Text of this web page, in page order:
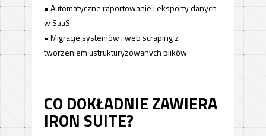
• Automatyczne raportowanie i eksporty danych
w SaaS
• Migracje systemów i web scraping z
tworzeniem ustrukturyzowanych plików
CO DOKŁADNIE ZAWIERA
IRON SUITE?